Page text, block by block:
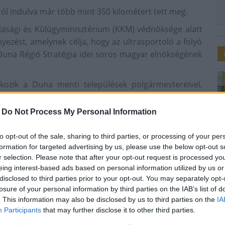
Do Not Process My Personal Information
opt-out of the sale, sharing to third parties, or processing of your
for targeted advertising by us, please use the below opt-out
selection. Please note that after your opt-out request is processed
interest-based ads based on personal information utilized by us
to third parties prior to your opt-out. You may separately
of your personal information by third parties on the IAB’s list of
This information may also be disclosed by us to third parties on the
Participants that may further disclose it to other third parties.
indulva már több mint 350 kilométert tett meg.
és Külügyminisztérium (KKM) védnöksége alatt
amelynek célja, hogy az ultrasportoló a folyó
Régió Stratégia idei soros magyar elnökségének
a Duna menti települések polgármestereivel,
konzultál, az elhangzó javaslatokat pedig
felelős KKM felé.
a sportolót a paksi városháza előtt.
nemzetközi csapat élén kerékpározta és futotta
kezdi meg a Duna teljes hosszának
hónapot vesz igénybe, a tervek szerint a
éves fórumának megnyitására érkezik Budapestre -